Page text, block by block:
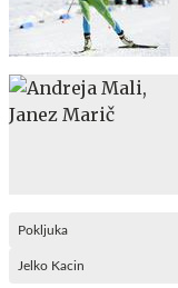
Pokljuka
Jelko Kacin